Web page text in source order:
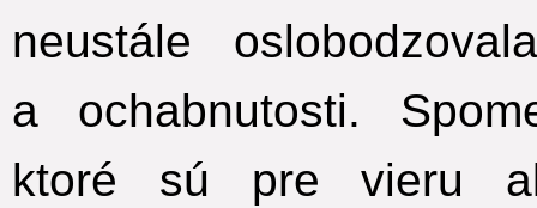
neustále
a ochabnutosti.
ktoré sú pre vieru